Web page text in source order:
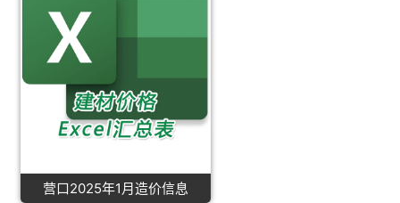
营口2025年1月造价信息